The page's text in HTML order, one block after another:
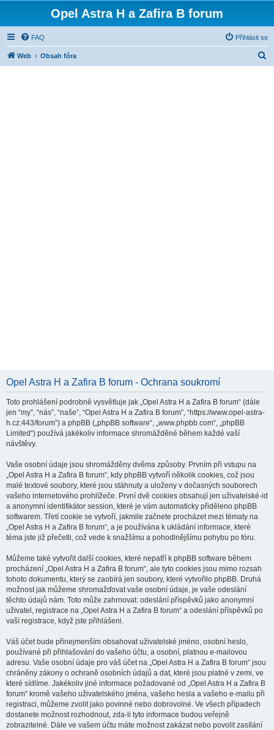
Opel Astra H a Zafira B forum
FAQ Přihlásit se
Web Obsah fóra
Opel Astra H a Zafira B forum - Ochrana soukromí
Toto prohlášení podrobně vysvětluje jak „Opel Astra H a Zafira B forum“ (dále
jen “my”, “nás”, “naše”, “Opel Astra H a Zafira B forum”, “https://www.opel-astra-
h.cz:443/forum”) a phpBB („phpBB software“, „www.phpbb.com“, „phpBB
Limited“) používá jakékoliv informace shromážděné během každé vaší
návštěvy.
Vaše osobní údaje jsou shromážděny dvěma způsoby. Prvním při vstupu na
„Opel Astra H a Zafira B forum“, kdy phpBB vytvoří několik cookies, což jsou
malé textové soubory, které jsou stáhnuty a uloženy v dočasných souborech
vašeho internetového prohlížeče. První dvě cookies obsahují jen uživatelské-id
a anonymní identifikátor session, které je vám automaticky přiděleno phpBB
softwarem. Třetí cookie se vytvoří, jakmile začnete procházet mezi tématy na
„Opel Astra H a Zafira B forum“, a je používána k ukládání informace, které
téma jste již přečetli, což vede k snažšímu a pohodlnějšímu pohybu po fóru.
Můžeme také vytvořit další cookies, které nepatří k phpBB software během
procházení „Opel Astra H a Zafira B forum“, ale tyto cookies jsou mimo rozsah
tohoto dokumentu, který se zaobírá jen soubory, které vytvořilo phpBB. Druhá
možnost jak můžeme shromažďovat vaše osobní údaje, je vaše odeslání
těchto údajů nám. Toto může zahrnovat: odeslání příspěvků jako anonymní
uživatel, registrace na „Opel Astra H a Zafira B forum“ a odeslání příspěvků po
vaší registrace, když jste přihlášeni.
Váš účet bude přinejmenším obsahovat uživatelské jméno, osobní heslo,
používané při přihlašování do vašeho účtu, a osobní, platnou e-mailovou
adresu. Vaše osobní údaje pro váš účet na „Opel Astra H a Zafira B forum“ jsou
chráněny zákony o ochraně osobních údajů a dat, které jsou platné v zemi, ve
které sídlíme. Jakékoliv jiné informace požadované od „Opel Astra H a Zafira B
forum“ kromě vašeho uživatelského jména, vašeho hesla a vašeho e-mailu při
registraci, můžeme zvolit jako povinné nebo dobrovolné. Ve všech případech
dostanete možnost rozhodnout, zda-li tyto informace budou veřejně
zobrazitelné. Dále ve vašem účtu máte možnost zakázat nebo povolit zasílání